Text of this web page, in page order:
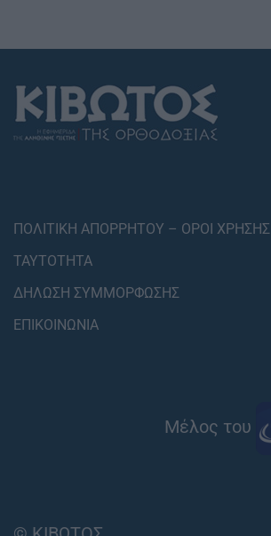
ΠΟΛΙΤΙΚΗ ΑΠΟΡΡΗΤΟΥ – ΟΡΟΙ ΧΡΗΣΗΣ
ΤΑΥΤΟΤΗΤΑ
ΔΗΛΩΣΗ ΣΥΜΜΟΡΦΩΣΗΣ
ΕΠΙΚΟΙΝΩΝΙΑ
Μέλος του